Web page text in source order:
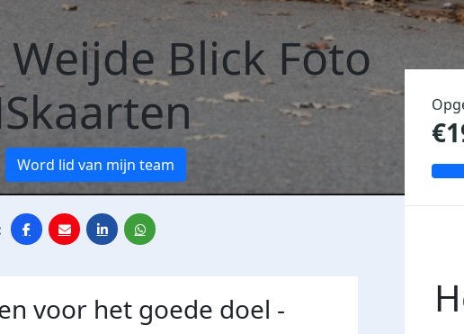
Weijde Blick Foto
Word lid van mijn team
voor het goede doel -